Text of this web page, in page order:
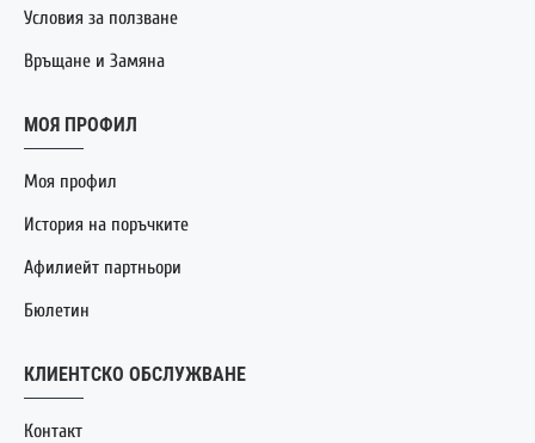
Условия за ползване
Връщане и Замяна
МОЯ ПРОФИЛ
Моя профил
История на поръчките
Афилиейт партньори
Бюлетин
КЛИЕНТСКО ОБСЛУЖВАНЕ
Контакт